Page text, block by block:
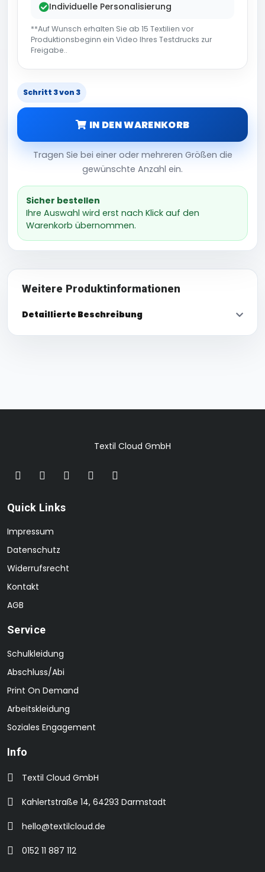
Individuelle Personalisierung
**Auf Wunsch erhalten Sie ab 15 Textilien vor
Produktionsbeginn ein Video Ihres Testdrucks zur
Freigabe..
Schritt 3 von 3
IN DEN WARENKORB
Tragen Sie bei einer oder mehreren Größen die
gewünschte Anzahl ein.
Sicher bestellen
Ihre Auswahl wird erst nach Klick auf den
Warenkorb übernommen.
Weitere Produktinformationen
Detaillierte Beschreibung
Textil Cloud GmbH
Quick Links
Impressum
Datenschutz
Widerrufsrecht
Kontakt
AGB
Service
Schulkleidung
Abschluss/Abi
Print On Demand
Arbeitskleidung
Soziales Engagement
Info
Textil Cloud GmbH
Kahlertstraße 14, 64293 Darmstadt
hello@textilcloud.de
0152 11 887 112